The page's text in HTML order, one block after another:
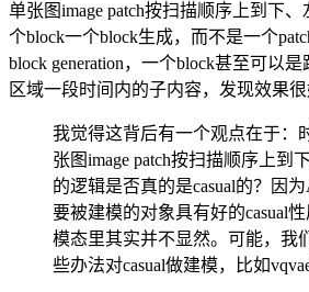
单张图image patch按扫描顺序上到下
个block一个block生成，而不是一个
block generation，一个block甚至可以
区域一段时间内的子内容，发现效果很
我觉得这背后有一个观点在于：
张图image patch按扫描顺序上到
的逻辑是否真的是casual的？因为
要被建模的对象具有好的casual
模态里其实并不显然。可能，我
些办法对casual做建模，比如